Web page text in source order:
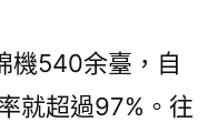
機540余臺，自
就超過97%。往